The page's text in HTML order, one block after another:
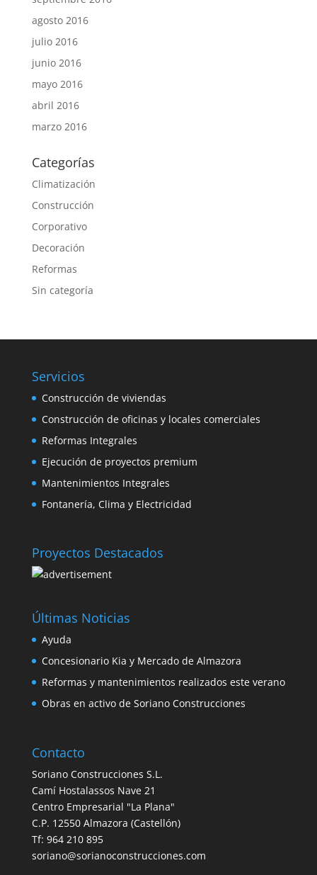
agosto 2016
julio 2016
junio 2016
mayo 2016
abril 2016
marzo 2016
Categorías
Climatización
Construcción
Corporativo
Decoración
Reformas
Sin categoría
Servicios
Construcción de viviendas
Construcción de oficinas y locales comerciales
Reformas Integrales
Ejecución de proyectos premium
Mantenimientos Integrales
Fontanería, Clima y Electricidad
Proyectos Destacados
Últimas Noticias
Ayuda
Concesionario Kia y Mercado de Almazora
Reformas y mantenimientos realizados este verano
Obras en activo de Soriano Construcciones
Contacto
Soriano Construcciones S.L.
Camí Hostalassos Nave 21
Centro Empresarial "La Plana"
C.P. 12550 Almazora (Castellón)
Tf: 964 210 895
soriano@sorianoconstrucciones.com